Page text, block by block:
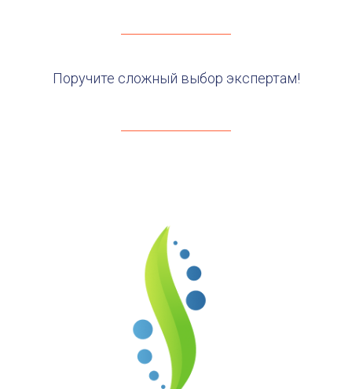
Поручите сложный выбор экспертам!